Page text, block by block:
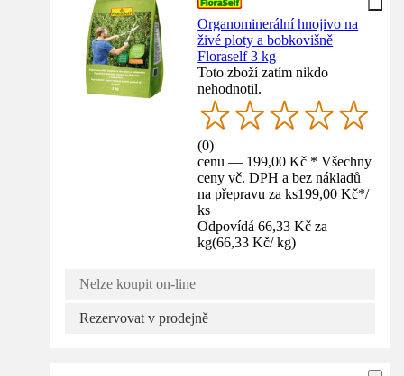
Organominerální hnojivo na
živé ploty a bobkovišně
Floraself 3 kg
Toto zboží zatím nikdo
nehodnotil.
(0)
cenu — 199,00 Kč * Všechny
ceny vč. DPH a bez nákladů
na přepravu za ks199,00 Kč*/
ks
Odpovídá 66,33 Kč za
kg(66,33 Kč/ kg)
Nelze koupit on-line
Rezervovat v prodejně